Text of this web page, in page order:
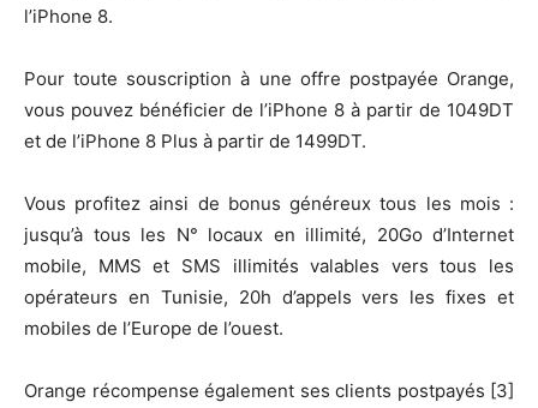
l’iPhone 8.
Pour toute souscription à une offre postpayée Orange,
vous pouvez bénéficier de l’iPhone 8 à partir de 1049DT
et de l’iPhone 8 Plus à partir de 1499DT.
Vous profitez ainsi de bonus généreux tous les mois :
jusqu’à tous les N° locaux en illimité, 20Go d’Internet
mobile, MMS et SMS illimités valables vers tous les
opérateurs en Tunisie, 20h d’appels vers les fixes et
mobiles de l’Europe de l’ouest.
Orange récompense également ses clients postpayés [3]